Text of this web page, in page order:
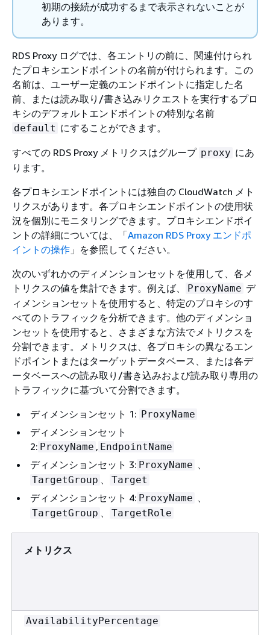
初期の接続が成功するまで表示されないことが
あります。
RDS Proxy ログでは、各エントリの前に、関連付けられ
たプロキシエンドポイントの名前が付けられます。この
名前は、ユーザー定義のエンドポイントに指定した名
前、または読み取り/書き込みリクエストを実行するプロ
キシのデフォルトエンドポイントの特別な名前
default にすることができます。
すべての RDS Proxy メトリクスはグループ proxy にあ
ります。
各プロキシエンドポイントには独自の CloudWatch メト
リクスがあります。各プロキシエンドポイントの使用状
況を個別にモニタリングできます。プロキシエンドポイ
ントの詳細については、「Amazon RDS Proxy エンドポ
イントの操作 」を参照してください。
次のいずれかのディメンションセットを使用して、各メ
トリクスの値を集計できます。例えば、
ProxyName デ
ィメンションセットを使用すると、特定のプロキシのす
べてのトラフィックを分析できます。他のディメンショ
ンセットを使用すると、さまざまな方法でメトリクスを
分割できます。メトリクスは、各プロキシの異なるエン
ドポイントまたはターゲットデータベース、または各デ
ータベースへの読み取り/書き込みおよび読み取り専用の
トラフィックに基づいて分割できます。
ディメンションセット 1: ProxyName
ディメンションセット
2: ProxyName , EndpointName
ディメンションセット 3: ProxyName 、
TargetGroup 、 Target
ディメンションセット 4: ProxyName 、
TargetGroup 、 TargetRole
メトリクス
AvailabilityPercentage